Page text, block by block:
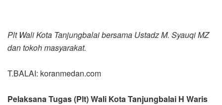
Plt Wali Kota Tanjungbalai bersama Ustadz M. Syauqi MZ
dan tokoh masyarakat.
T.BALAI: koranmedan.com
Pelaksana Tugas (Plt) Wali Kota Tanjungbalai H Waris